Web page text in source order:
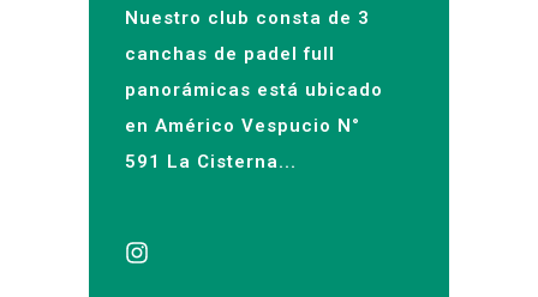
Nuestro club consta de 3
canchas de padel full
panorámicas está ubicado
en Américo Vespucio N°
591 La Cisterna...